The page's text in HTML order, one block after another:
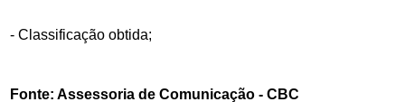
- Classificação obtida;
Fonte: Assessoria de Comunicação - CBC